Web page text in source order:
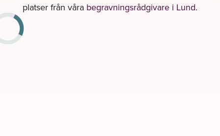
platser från våra begravningsrådgivare i Lund.